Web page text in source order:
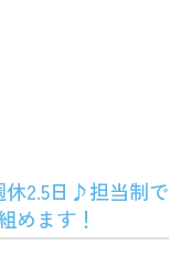
休2.5日♪担当制で
めます！